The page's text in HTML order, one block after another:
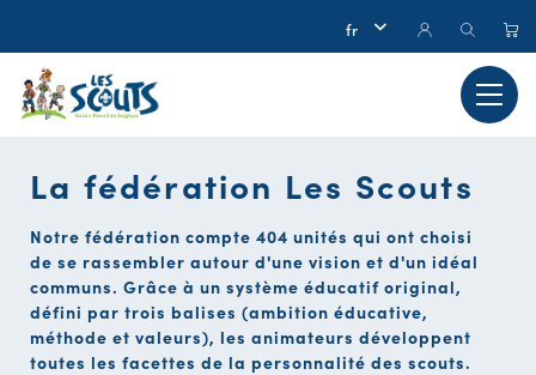
La fédération Les Scouts
Notre fédération compte 404 unités qui ont choisi
de se rassembler autour d'une vision et d'un idéal
communs. Grâce à un système éducatif original,
défini par trois balises (ambition éducative,
méthode et valeurs), les animateurs développent
toutes les facettes de la personnalité des scouts.